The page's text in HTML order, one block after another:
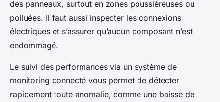
des panneaux, surtout en zones poussiéreuses ou
polluées. Il faut aussi inspecter les connexions
électriques et s’assurer qu’aucun composant n’est
endommagé.
Le suivi des performances via un système de
monitoring connecté vous permet de détecter
rapidement toute anomalie, comme une baisse de